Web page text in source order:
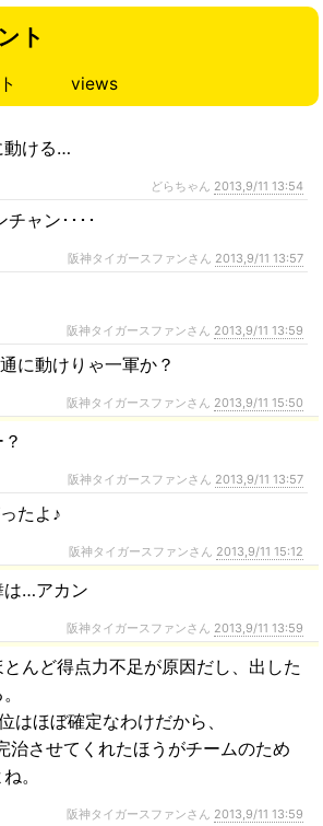
ト
views
動ける…
どらちゃん 2013,9/11 13:54
チャン････
阪神タイガースファンさん 2013,9/11 13:57
阪神タイガースファンさん 2013,9/11 13:59
に動けりゃ一軍か？
阪神タイガースファンさん 2013,9/11 15:50
阪神タイガースファンさん 2013,9/11 13:57
たよ♪
阪神タイガースファンさん 2013,9/11 15:12
は…アカン
阪神タイガースファンさん 2013,9/11 13:59
んど得点力不足が原因だし、出した
はほぼ確定なわけだから、
治させてくれたほうがチームのため
。
阪神タイガースファンさん 2013,9/11 13:59